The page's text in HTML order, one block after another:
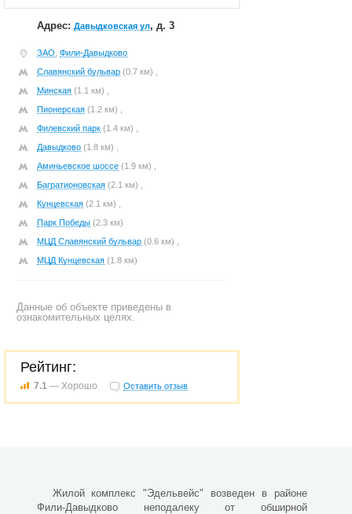
Адрес: Давыдковская ул, д. 3
ЗАО Фили-Давыдково
Славянский бульвар (0.7 км) ,
Минская (1.1 км) ,
Пионерская (1.2 км) ,
Филевский парк (1.4 км) ,
Давыдково (1.8 км) ,
Аминьевское шоссе (1.9 км) ,
Багратионовская (2.1 км) ,
Кунцевская (2.1 км) ,
Парк Победы (2.3 км)
МЦД Славянский бульвар (0.6 км) ,
МЦД Кунцевская (1.8 км)
Данные об объекте приведены в
ознакомительных целях.
Рейтинг:
7.1 — Хорошо Оставить отзыв
Жилой комплекс "Эдельвейс" возведен в районе
Фили-Давыдково неподалеку от обширной